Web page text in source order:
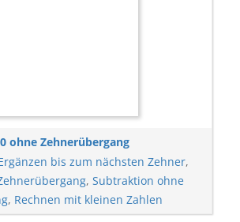
ohne Zehnerübergang
bis zum nächsten Zehner,
, Subtraktion ohne
, Rechnen mit kleinen Zahlen